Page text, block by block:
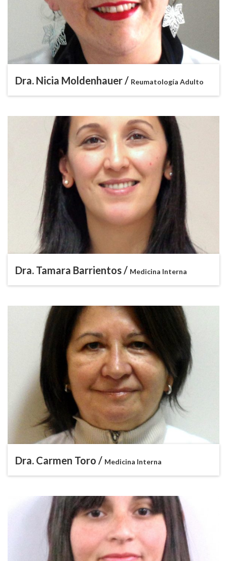
Dra. Nicia Moldenhauer / Reumatología Adulto
Dra. Tamara Barrientos / Medicina Interna
Dra. Carmen Toro / Medicina Interna